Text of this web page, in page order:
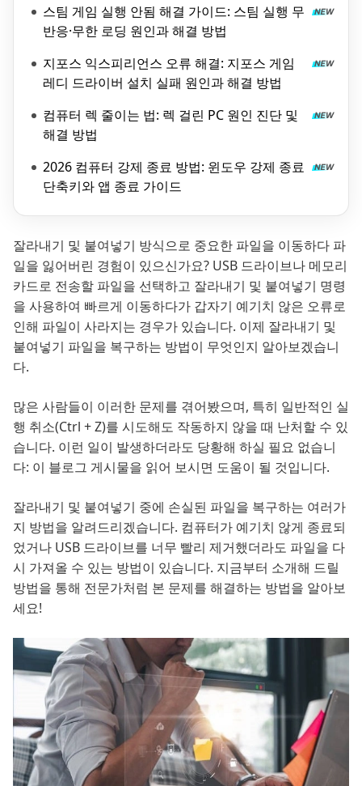
스팀 게임 실행 안됨 해결 가이드: 스팀 실행 무
반응·무한 로딩 원인과 해결 방법
지포스 익스피리언스 오류 해결: 지포스 게임
레디 드라이버 설치 실패 원인과 해결 방법
컴퓨터 렉 줄이는 법: 렉 걸린 PC 원인 진단 및
해결 방법
2026 컴퓨터 강제 종료 방법: 윈도우 강제 종료
단축키와 앱 종료 가이드
잘라내기 및 붙여넣기 방식으로 중요한 파일을 이동하다 파
일을 잃어버린 경험이 있으신가요? USB 드라이브나 메모리
카드로 전송할 파일을 선택하고 잘라내기 및 붙여넣기 명령
을 사용하여 빠르게 이동하다가 갑자기 예기치 않은 오류로
인해 파일이 사라지는 경우가 있습니다. 이제 잘라내기 및
붙여넣기 파일을 복구하는 방법이 무엇인지 알아보겠습니
다.
많은 사람들이 이러한 문제를 겪어봤으며, 특히 일반적인 실
행 취소(Ctrl + Z)를 시도해도 작동하지 않을 때 난처할 수 있
습니다. 이런 일이 발생하더라도 당황해 하실 필요 없습니
다: 이 블로그 게시물을 읽어 보시면 도움이 될 것입니다.
잘라내기 및 붙여넣기 중에 손실된 파일을 복구하는 여러가
지 방법을 알려드리겠습니다. 컴퓨터가 예기치 않게 종료되
었거나 USB 드라이브를 너무 빨리 제거했더라도 파일을 다
시 가져올 수 있는 방법이 있습니다. 지금부터 소개해 드릴
방법을 통해 전문가처럼 본 문제를 해결하는 방법을 알아보
세요!